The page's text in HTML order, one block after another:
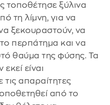
ξύλινα
τη λίμνη, για να
ξεκουραστούν, να
περπάτημα και να
θαύμα της φύσης. Τα
είναι
απαραίτητες
από το